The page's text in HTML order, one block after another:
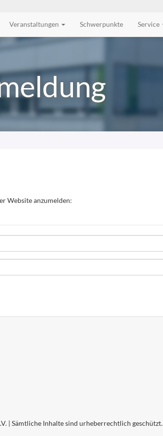
Veranstaltungen Schwerpunkte Service
Website anzumelden:
| Sämtliche Inhalte sind urheberrechtlich geschützt.